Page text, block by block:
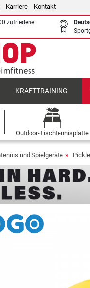
Karriere Kontakt
zufriedene
KRAFTTRAINING
Outdoor-Tischtennisplatte
und Spielgeräte